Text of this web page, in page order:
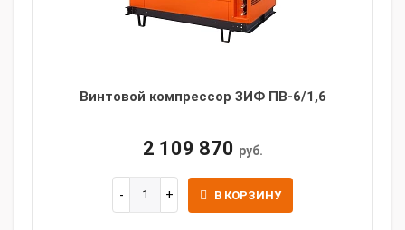
Винтовой компрессор ЗИФ ПВ-6/1,6
2 109 870 руб.
В КОРЗИНУ